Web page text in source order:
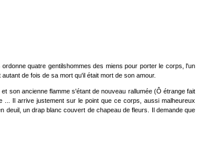
quatre gentilshommes des miens pour porter le corps, l'un
de fois de sa mort qu'il était mort de son amour.
son ancienne flamme s'étant de nouveau rallumée (Ô étrange fait
Il arrive justement sur le point que ce corps, aussi malheureux
deuil, un drap blanc couvert de chapeau de fleurs. Il demande que